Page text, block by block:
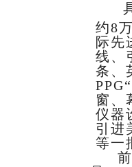
约8
际先
线、
条、
PPG
窗、
仪器
引进
等一